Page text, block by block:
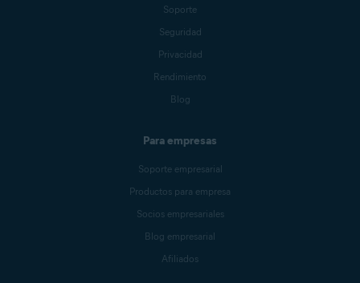
Soporte
Seguridad
Privacidad
Rendimiento
Blog
Para empresas
Soporte empresarial
Productos para empresa
Socios empresariales
Blog empresarial
Afiliados